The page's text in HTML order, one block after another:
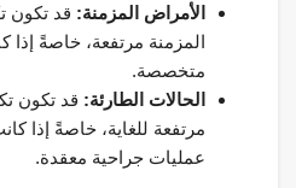
الأمراض المزمنة: قد تكون
المزمنة مرتفعة، خاصةً إذا
متخصصة.
الحالات الطارئة: قد تكون
مرتفعة للغاية، خاصةً إذا
عمليات جراحية معقدة.